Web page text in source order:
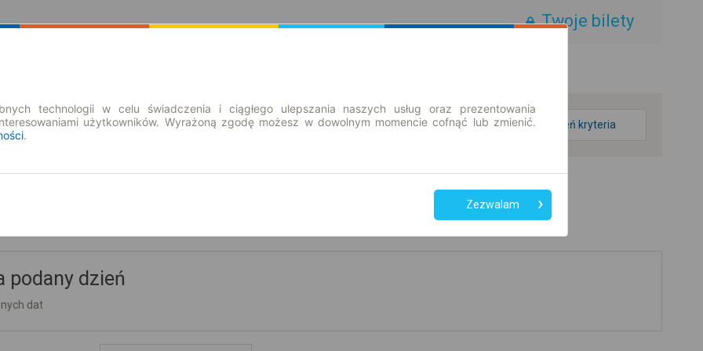
Twoje bilety
zmień kryteria
podany dzień
dat
technologii w celu świadczenia i ciągłego ulepszania naszych usług oraz prezentowania
użytkowników. Wyrażoną zgodę możesz w dowolnym momencie cofnąć lub zmienić.
.
Zezwalam